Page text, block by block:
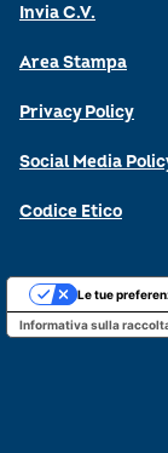
Invia C.V.
Area Stampa
Privacy Policy
Social Media
Codice Etico
Informativa sulla
Le tue